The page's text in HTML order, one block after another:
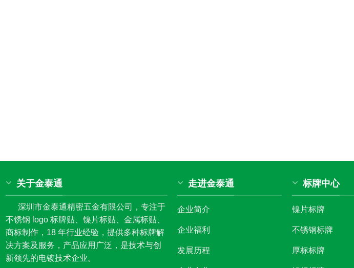
关于金泰通
深圳市金泰通精密五金有限公司，专注于
不锈钢 logo 标牌贴、镍片标贴、金属标贴、
商标制作，18 年行业经验，提供多种标牌解
决方案及服务，产品应用广泛，是技术与创
新领先的电镀技术企业。
走进金泰通
企业简介
企业福利
发展历程
标牌中心
镍片标牌
不锈钢标牌
厚标标牌